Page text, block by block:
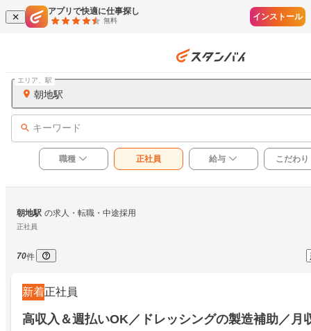
アプリで快適に仕事探し
無料 インストール
朝地駅
エリア、駅
キーワード
職種 正社員 給与 こだわり
朝地駅 の求人・転職・中途採用
正社員
70件
新着正社員
高収入＆週払いOK／ドレッシングの製造補助／月